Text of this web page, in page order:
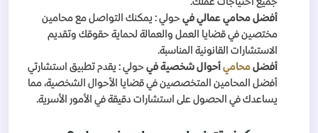
أفضل محامي عمالي في حولي : يمكنك التواصل مع محامين
مختصين في قضايا العمل والعمالة لحماية حقوقك وتقديم
الاستشارات القانونية المناسبة.
أفضل محامي أحوال شخصية في حولي : يقدم تطبيق استشارتي
أفضل المحامين المتخصصين في قضايا الأحوال الشخصية، مما
يساعدك في الحصول على استشارات دقيقة في الأمور الأسرية.